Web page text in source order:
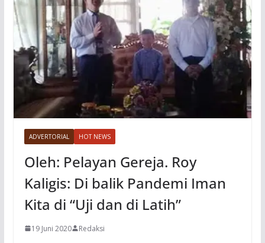
ADVERTORIAL HOT NEWS
Oleh: Pelayan Gereja. Roy
Kaligis: Di balik Pandemi Iman
Kita di “Uji dan di Latih”
19 Juni 2020 Redaksi